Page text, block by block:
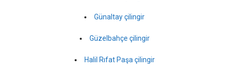
Günaltay çilingir
Güzelbahçe çilingir
Halil Rıfat Paşa çilingir